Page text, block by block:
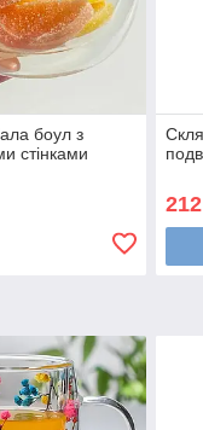
боул з
стінками
212